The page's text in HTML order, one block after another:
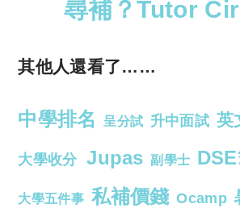
尋補？Tutor
其他人還看了……
中學排名 呈分試 升中面試 英
大學收分 Jupas 副學士
大學五件事 私補價錢 Ocamp